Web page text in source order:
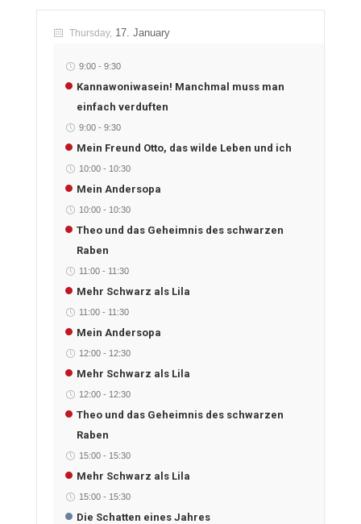
Thursday, 17. January
9:00- 9:30
Kannawoniwasein! Manchmal muss man
einfach verduften
9:00- 9:30
Mein Freund Otto, das wilde Leben und ich
10:00- 10:30
Mein Andersopa
10:00- 10:30
Theo und das Geheimnis des schwarzen
Raben
11:00- 11:30
Mehr Schwarz als Lila
11:00- 11:30
Mein Andersopa
12:00- 12:30
Mehr Schwarz als Lila
12:00- 12:30
Theo und das Geheimnis des schwarzen
Raben
15:00- 15:30
Mehr Schwarz als Lila
15:00- 15:30
Die Schatten eines Jahres